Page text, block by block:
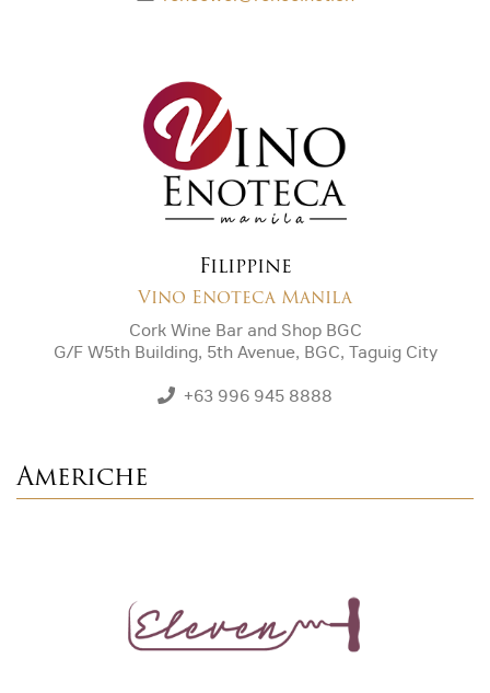
Filippine
Vino Enoteca Manila
Cork Wine Bar and Shop BGC
G/F W5th Building, 5th Avenue, BGC, Taguig City
+63 996 945 8888
Americhe